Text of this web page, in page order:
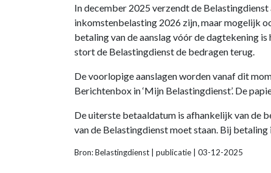
In december 2025 verzendt de
inkomstenbelasting 2026 zijn, maar mogelijk
betaling van de aanslag vóór de dagtekening
stort de Belastingdienst de bedragen terug.
De voorlopige aanslagen worden vanaf dit
Berichtenbox in ‘Mijn Belastingdienst’. De
De uiterste betaaldatum is afhankelijk van de
van de Belastingdienst moet staan. Bij
Bron: Belastingdienst | publicatie | 03-12-2025